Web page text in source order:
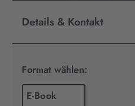
Details & Kontakt
Format wählen:
E-Book